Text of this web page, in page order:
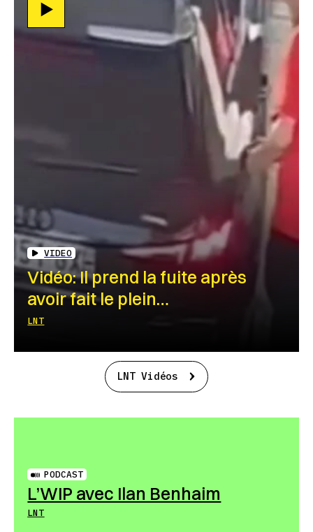
VIDEO
Vidéo: Il prend la fuite après
avoir fait le plein…
LNT
LNT Vidéos
PODCAST
L’WIP avec Ilan Benhaim
LNT